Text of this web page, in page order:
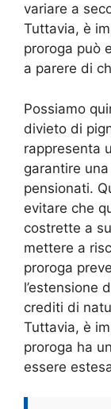
variare a
Tuttavia, è
proroga può
a parere di
Possiamo
divieto di
rappresenta
garantire
pensionati.
evitare che
costrette a
mettere a
proroga
l’estensione
crediti di
Tuttavia, è
proroga ha
essere